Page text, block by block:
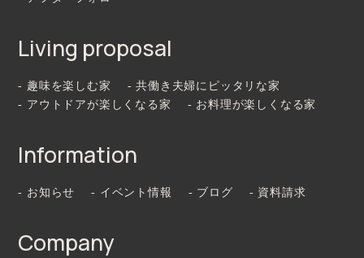
Living proposal
- 趣味を楽しむ家
- 共働き夫婦にピッタリな家
- アウトドアが楽しくなる家
- お料理が楽しくなる家
Information
- お知らせ - イベント情報 - ブログ - 資料請求
Company